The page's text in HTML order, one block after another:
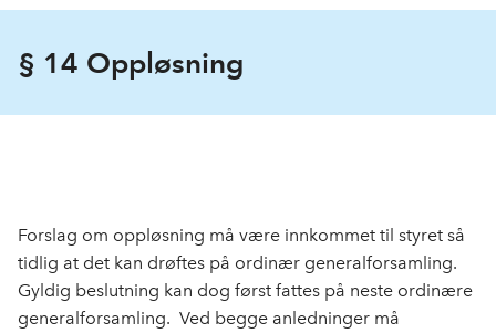
§ 14 Oppløsning
Forslag om oppløsning må være innkommet til styret så
tidlig at det kan drøftes på ordinær generalforsamling.
Gyldig beslutning kan dog først fattes på neste ordinære
general­forsamling. Ved begge anledninger må